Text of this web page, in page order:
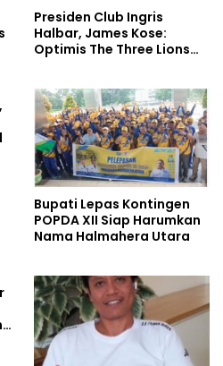
Presiden Club Ingris
Halbar, James Kose:
Optimis The Three Lions
Bupati Lepas Kontingen
POPDA XII Siap Harumkan
Nama Halmahera Utara